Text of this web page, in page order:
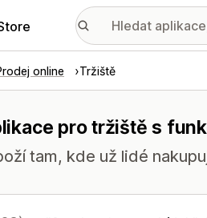
online Tržiště
pro tržiště s
tam, kde už lidé